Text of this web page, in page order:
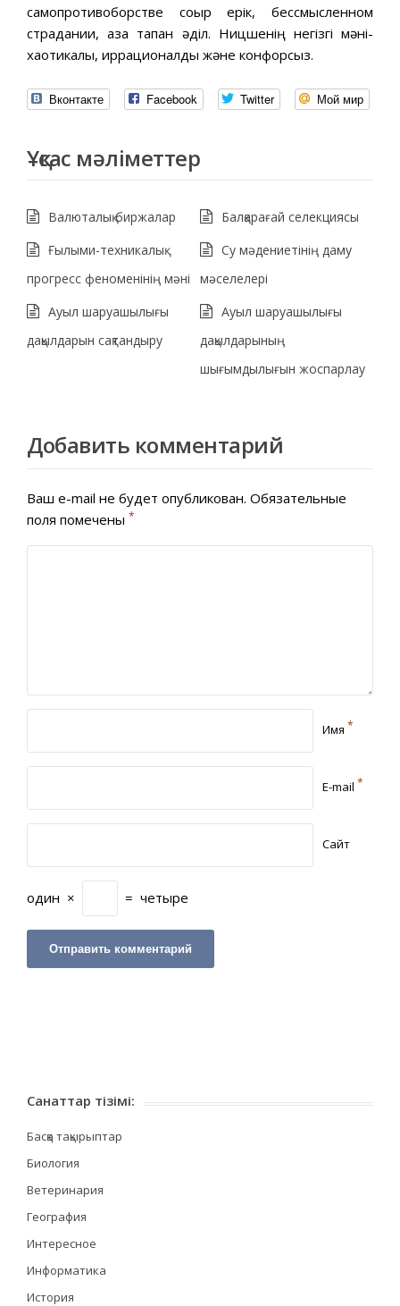
самопротивоборстве соқыр ерік, бессмысленном
страдании, қаза тапқан әділ. Ницшенің негізгі мәні-
хаотикалық, иррационалдық және конфорсыз.
Вконтакте Facebook Twitter Мой мир
Ұқсас мәліметтер
Валюталық биржалар
Балқарағай селекциясы
Ғылыми-техникалық
прогресс феноменінің мәні
Су мәдениетінің даму
мәселелері
Ауыл шаруашылығы
дақылдарын сақтандыру
Ауыл шаруашылығы
дақылдарының
шығымдылығын жоспарлау
Добавить комментарий
Ваш e-mail не будет опубликован. Обязательные
поля помечены *
Имя *
E-mail *
Сайт
один × = четыре
Санаттар тізімі:
Басқа тақырыптар
Биология
Ветеринария
География
Интересное
Информатика
История